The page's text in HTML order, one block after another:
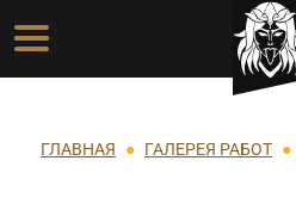
Перейти к основному
Основная
Строка
ГЛАВНАЯ ГАЛЕРЕЯ РАБОТ